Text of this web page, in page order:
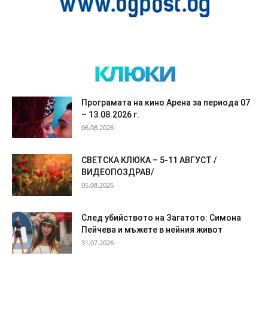
клюки
Програмата на кино Арена за периода 07
– 13.08.2026 г.
06.08.2026
СВЕТСКА КЛЮКА – 5-11 АВГУСТ /
ВИДЕОПОЗДРАВ/
05.08.2026
След убийството на Загатото: Симона
Пейчева и мъжете в нейния живот
31.07.2026